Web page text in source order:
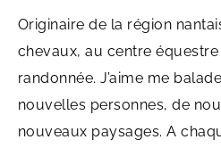
Originaire de la région
chevaux, au centre
randonnée. J’aime me
nouvelles personnes, de
nouveaux paysages. A